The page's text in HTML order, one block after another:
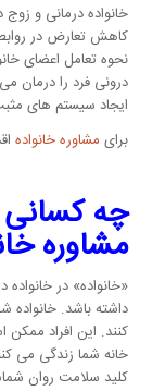
خانواده درمانی و زوج
کاهش تعارض در
نحوه تعامل اعضای
درونی فرد را درمان
ایجاد سیستم های
برای مشاوره خانواده
چه کسانی
مشاوره
«خانواده» در خانواده
داشته باشد.
کنند. این افراد
خانه شما زندگی می
کلید سلامت روان